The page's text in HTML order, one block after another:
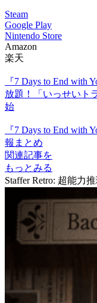
Steam
Google Play
Nintendo Store
Amazon
楽天
『7 Days to End
放題！「いっせいト
始
『7 Days to End
報まとめ
関連記事を
もっとみる
Staffer Retro: 超能力